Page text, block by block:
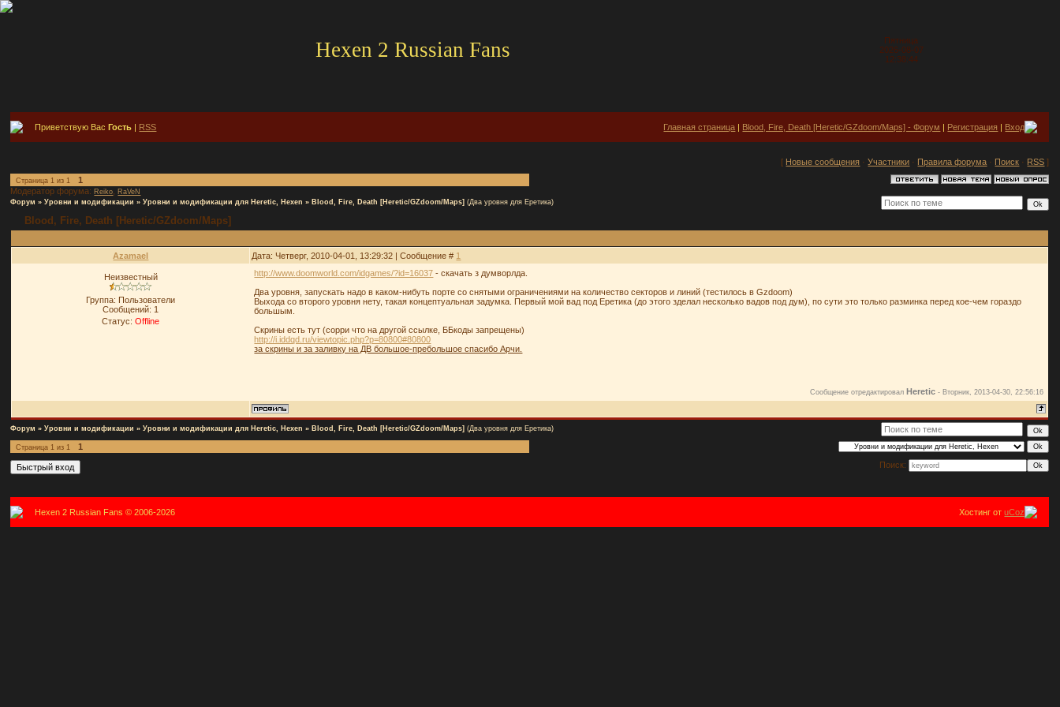
Hexen 2 Russian Fans
Пятница
2026-08-07
12:38:44
Приветствую ВасГость | RSS Главная страница | Blood, Fire, Death [Heretic/GZdoom/Maps] - Форум | Регистрация | Вход
[ Новые сообщения ·Участники · Правила форума · Поиск · RSS ]
Страница 1 из 1
1
Модератор форума:Reiko ,RaVeN
Форум » Уровни и модификации » Уровни и модификации для Heretic, Hexen » Blood, Fire, Death [Heretic/GZdoom/Maps] (Два уровня для Еретика)
Blood, Fire, Death [Heretic/GZdoom/Maps]
Azamael Дата: Четверг, 2010-04-01, 13:29:32 | Сообщение # 1
Неизвестный
Группа: Пользователи
Сообщений: 1
Статус:Offline
http://www.doomworld.com/idgames/?id=16037 - скачать з думворлда.
Два уровня, запускать надо в каком-нибуть порте со снятыми ограничениями на количество секторов и линий (тестилось в Gzdoom)
Выхода со второго уровня нету, такая концептуальная задумка. Первый мой вад под Еретика (до этого зделал несколько вадов под дум), по сути это только разминка перед кое-чем гораздо
большым.
Скрины есть тут (сорри что на другой ссылке, ББкоды запрещены)
http://i.iddqd.ru/viewtopic.php?p=80800#80800
за скрины и за заливку на ДВ большое-пребольшое спасибо Арчи.
Сообщение отредактировал Heretic - Вторник, 2013-04-30, 22:56:16
Форум » Уровни и модификации » Уровни и модификации для Heretic, Hexen » Blood, Fire, Death [Heretic/GZdoom/Maps] (Два уровня для Еретика)
Страница 1 из 1
1
Поиск:
Hexen 2 Russian Fans © 2006-2026 Хостинг отuCoz